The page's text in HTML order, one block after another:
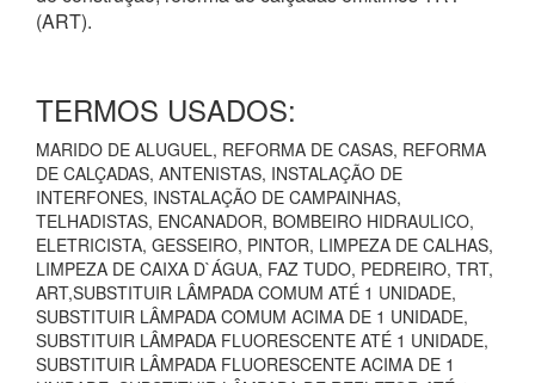
(ART).
TERMOS USADOS:
MARIDO DE ALUGUEL, REFORMA DE CASAS, REFORMA
DE CALÇADAS, ANTENISTAS, INSTALAÇÃO DE
INTERFONES, INSTALAÇÃO DE CAMPAINHAS,
TELHADISTAS, ENCANADOR, BOMBEIRO HIDRAULICO,
ELETRICISTA, GESSEIRO, PINTOR, LIMPEZA DE CALHAS,
LIMPEZA DE CAIXA D`ÁGUA, FAZ TUDO, PEDREIRO, TRT,
ART,SUBSTITUIR LÂMPADA COMUM ATÉ 1 UNIDADE,
SUBSTITUIR LÂMPADA COMUM ACIMA DE 1 UNIDADE,
SUBSTITUIR LÂMPADA FLUORESCENTE ATÉ 1 UNIDADE,
SUBSTITUIR LÂMPADA FLUORESCENTE ACIMA DE 1